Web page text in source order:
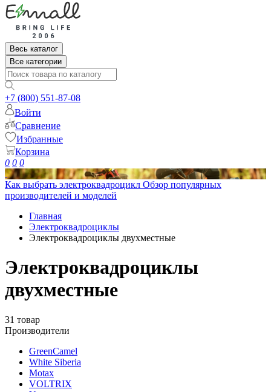
Весь каталог
Все категории
+7 (800) 551-87-08
Войти
Сравнение
Избранные
Корзина
0 0 0
Как выбрать электроквадроцикл Обзор популярных
производителей и моделей
Главная
Электроквадроциклы
Электроквадроциклы двухместные
Электроквадроциклы
двухместные
31 товар
Производители
GreenCamel
White Siberia
Motax
VOLTRIX